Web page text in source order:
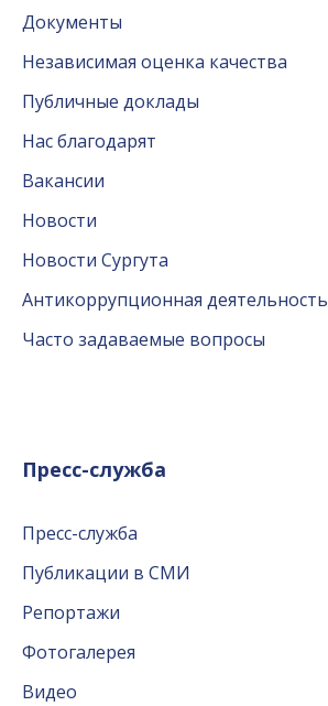
Документы
Независимая оценка качества
Публичные доклады
Нас благодарят
Вакансии
Новости
Новости Сургута
Антикоррупционная деятельность
Часто задаваемые вопросы
Пресс-служба
Пресс-служба
Публикации в СМИ
Репортажи
Фотогалерея
Видео